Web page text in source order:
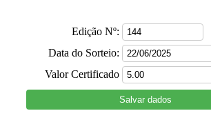
Edição Nº:
Data do Sorteio:
Valor Certificado